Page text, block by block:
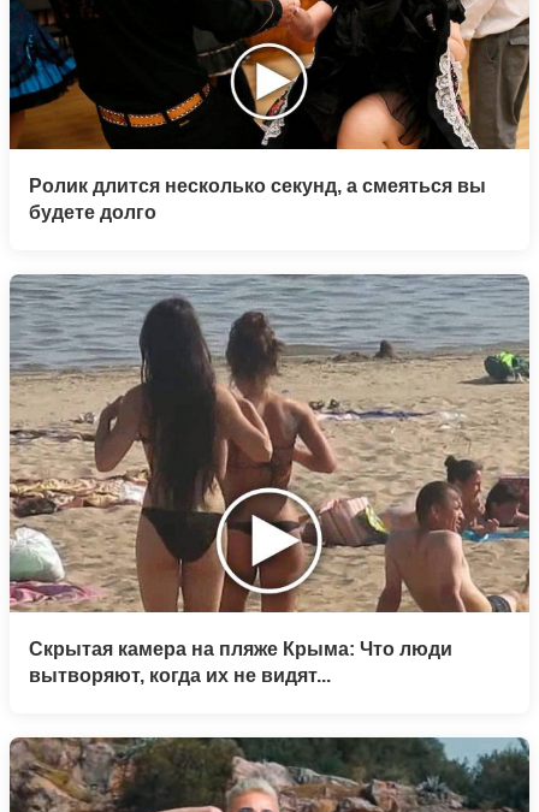
Ролик длится несколько секунд, а смеяться вы
будете долго
Скрытая камера на пляже Крыма: Что люди
вытворяют, когда их не видят...